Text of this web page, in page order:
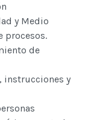
y Medio
procesos.
de
instrucciones y